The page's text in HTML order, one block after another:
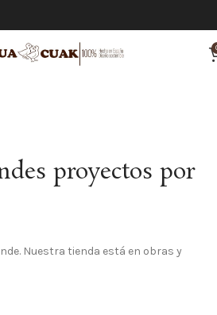
proyectos por
Nuestra tienda está en obras y